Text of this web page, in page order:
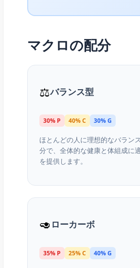
マクロの配分
⚖️バランス型
30% P 40% C 30% G
ほとんどの人に理想的なバラン
分で、全体的な健康と体組成に
を提供します。
🥑 ローカーボ
35% P 25% C 40% G